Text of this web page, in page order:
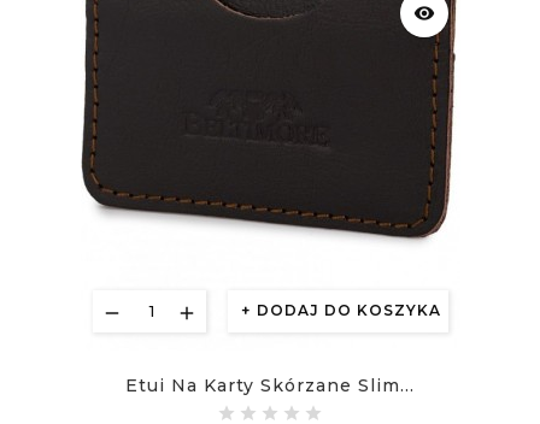
DODAJ DO KOSZYKA
visibility
Etui Na Karty Skórzane Slim...